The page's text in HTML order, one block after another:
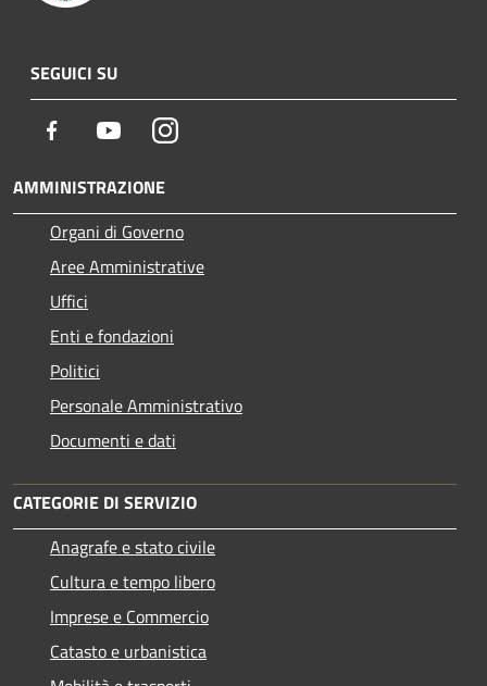
SEGUICI SU
Facebook YoutubeInstagram
AMMINISTRAZIONE
Organi di Governo
Aree Amministrative
Uffici
Enti e fondazioni
Politici
Personale Amministrativo
Documenti e dati
CATEGORIE DI SERVIZIO
Anagrafe e stato civile
Cultura e tempo libero
Imprese e Commercio
Catasto e urbanistica